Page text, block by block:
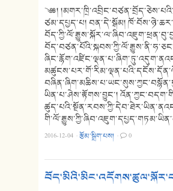
༄༅།
ཙམ་དཔྱད་པ། བན་དེ་སྒོམ།
ཡིན་པ་ཤེས་རྟོགས་བྱུང་།
2016-12-04 ·རྩོམ་སྒྲིག་པས། · 0